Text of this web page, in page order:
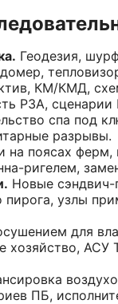
Геодезия,
КМ/КМД,
РЗА,
спа под
разрывы.
на поясах ферм,
ригелем,
Новые
пирога, узлы
для
хозяйство,
ПБ,